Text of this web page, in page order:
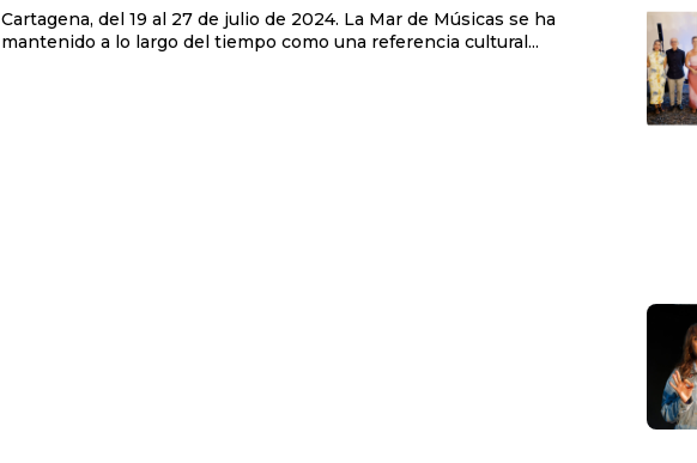
Cartagena, del 19 al 27 de julio de 2024. La Mar de Músicas se ha
mantenido a lo largo del tiempo como una referencia cultural...